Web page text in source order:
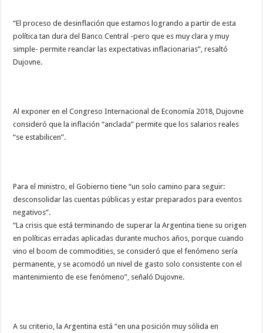
“El proceso de desinflación que estamos logrando a partir de esta
política tan dura del Banco Central -pero que es muy clara y muy
simple- permite reanclar las expectativas inflacionarias”, resaltó
Dujovne.
Al exponer en el Congreso Internacional de Economía 2018, Dujovne
consideró que la inflación “anclada” permite que los salarios reales
“se estabilicen”.
Para el ministro, el Gobierno tiene “un solo camino para seguir:
desconsolidar las cuentas públicas y estar preparados para eventos
negativos”.
“La crisis que está terminando de superar la Argentina tiene su origen
en políticas erradas aplicadas durante muchos años, porque cuando
vino el boom de commodities, se consideró que el fenómeno sería
permanente, y se acomodó un nivel de gasto solo consistente con el
mantenimiento de ese fenómeno”, señaló Dujovne.
A su criterio, la Argentina está “en una posición muy sólida en